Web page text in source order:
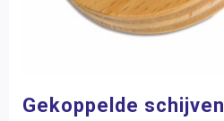
Gekoppelde schijven